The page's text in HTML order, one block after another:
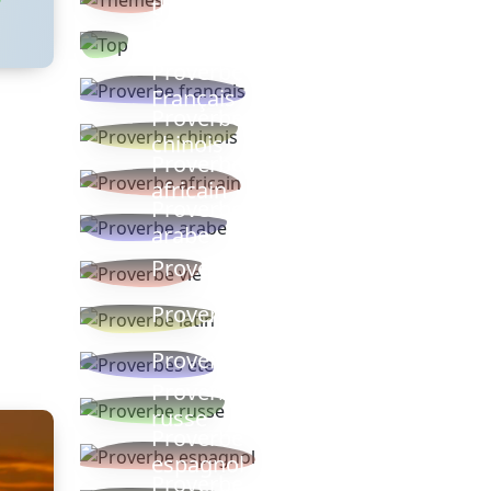
thèmes
Proverbe
Français
Proverbe
chinois
Proverbe
africain
Proverbe
arabe
Proverbe vie
Proverbe latin
Proverbes ete
Proverbe
russe
Proverbe
espagnol
Proverbe